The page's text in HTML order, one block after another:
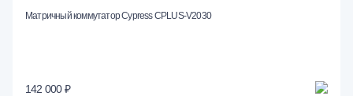
Матричный коммутатор Cypress CPLUS-V2030
142 000 ₽